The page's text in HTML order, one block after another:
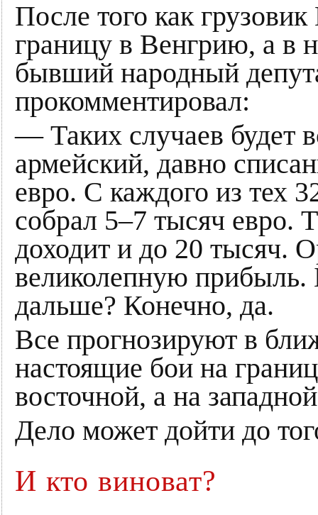
После того как
границу в Венгрию, а в
бывший народный
прокомментировал:
— Таких случаев будет
армейский, давно
евро. С каждого из тех
собрал 5–7 тысяч евро.
доходит и до 20 тысяч.
великолепную прибыль.
дальше? Конечно, да.
Все прогнозируют в
настоящие бои на
восточной, а на
Дело может дойти до
И кто виноват?